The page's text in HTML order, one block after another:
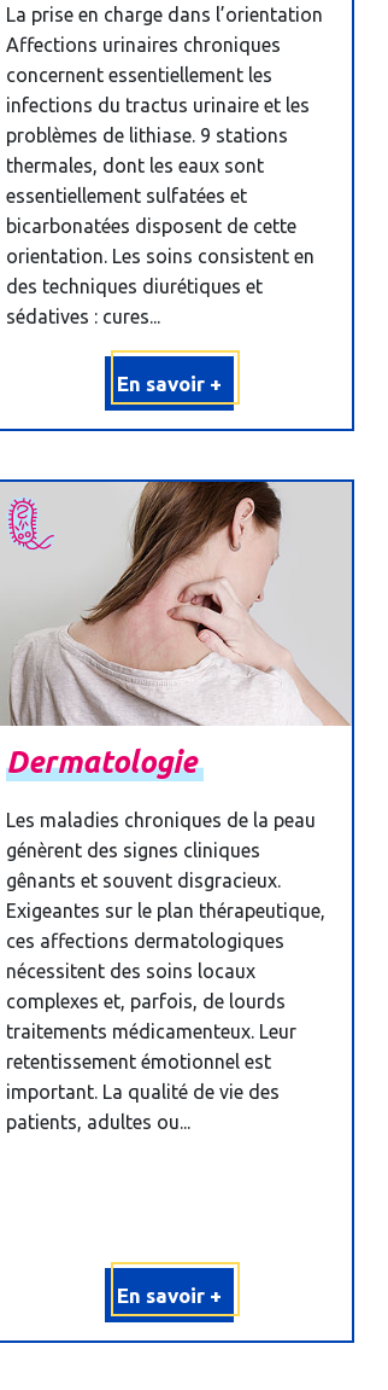
La prise en charge dans l’orientation
Affections urinaires chroniques
concernent essentiellement les
infections du tractus urinaire et les
problèmes de lithiase. 9 stations
thermales, dont les eaux sont
essentiellement sulfatées et
bicarbonatées disposent de cette
orientation. Les soins consistent en
des techniques diurétiques et
sédatives : cures...
En savoir +
Dermatologie
Les maladies chroniques de la peau
génèrent des signes cliniques
gênants et souvent disgracieux.
Exigeantes sur le plan thérapeutique,
ces affections dermatologiques
nécessitent des soins locaux
complexes et, parfois, de lourds
traitements médicamenteux. Leur
retentissement émotionnel est
important. La qualité de vie des
patients, adultes ou...
En savoir +